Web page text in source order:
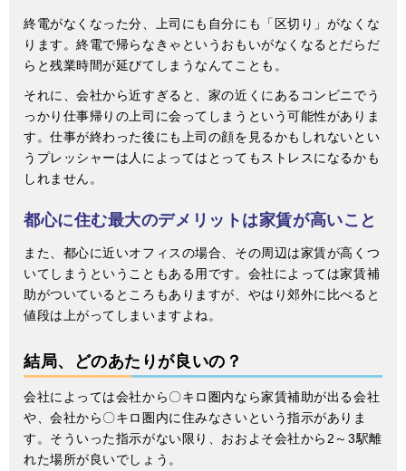
終電がなくなった分、上司にも自分にも「区切り」がなくな
ります。終電で帰らなきゃというおもいがなくなるとだらだ
らと残業時間が延びてしまうなんてことも。
それに、会社から近すぎると、家の近くにあるコンビニでう
っかり仕事帰りの上司に会ってしまうという可能性がありま
す。仕事が終わった後にも上司の顔を見るかもしれないとい
うプレッシャーは人によってはとってもストレスになるかも
しれません。
都心に住む最大のデメリットは家賃が高いこと
また、都心に近いオフィスの場合、その周辺は家賃が高くつ
いてしまうということもある用です。会社によっては家賃補
助がついているところもありますが、やはり郊外に比べると
値段は上がってしまいますよね。
結局、どのあたりが良いの？
会社によっては会社から〇キロ圏内なら家賃補助が出る会社
や、会社から〇キロ圏内に住みなさいという指示がありま
す。そういった指示がない限り、おおよそ会社から2～3駅離
れた場所が良いでしょう。